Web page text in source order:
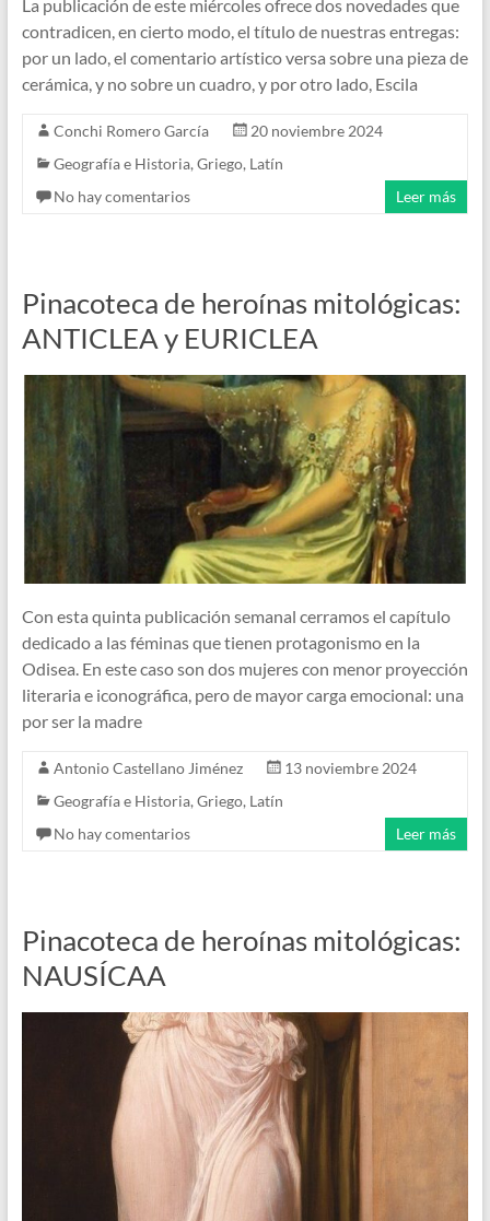
La publicación de este miércoles ofrece dos novedades que
contradicen, en cierto modo, el título de nuestras entregas:
por un lado, el comentario artístico versa sobre una pieza de
cerámica, y no sobre un cuadro, y por otro lado, Escila
Conchi Romero García
20 noviembre 2024
Geografía e Historia, Griego, Latín
No hay comentarios
Leer más
Pinacoteca de heroínas mitológicas:
ANTICLEA y EURICLEA
Con esta quinta publicación semanal cerramos el capítulo
dedicado a las féminas que tienen protagonismo en la
Odisea. En este caso son dos mujeres con menor proyección
literaria e iconográfica, pero de mayor carga emocional: una
por ser la madre
Antonio Castellano Jiménez
13 noviembre 2024
Geografía e Historia, Griego, Latín
No hay comentarios
Leer más
Pinacoteca de heroínas mitológicas:
NAUSÍCAA